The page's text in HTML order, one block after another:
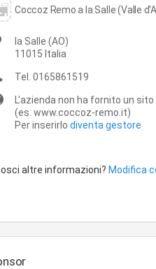
Coccoz Remo a la Salle (Valle
la Salle (AO)
11015 Italia
Tel. 0165861519
L'azienda non ha fornito un sito
(es. www.coccoz-remo.it)
Per inserirlo diventa gestore
altre informazioni? Modifica